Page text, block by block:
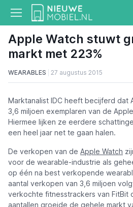
Apple Watch stuwt
markt met 223%
WEARABLES 27 augustus 2015
Marktanalist IDC heeft becijferd dat
3,6 miljoen exemplaren van de
Hiermee lijken ze eerdere
een heel jaar net te gaan halen.
De verkopen van de Apple Watch
voor de wearable-industrie als
op één na best verkopende
aantal verkopen van 3,6 miljoen
verkochte fitnesstrackers van FitBit
aantallen groeide de gehele markt